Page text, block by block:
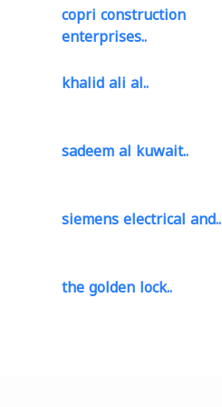
copri construction
enterprises..
khalid ali al..
sadeem al kuwait..
siemens electrical and..
the golden lock..